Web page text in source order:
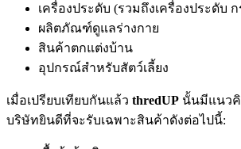
เครื่องประดับ (รวมถึงเครื่องประดับ ก
ผลิตภัณฑ์ดูแลร่างกาย
สินค้าตกแต่งบ้าน
อุปกรณ์สำหรับสัตว์เลี้ยง
เมื่อเปรียบเทียบกันแล้ว thredUP นั้นมีแนว
บริษัทยินดีที่จะรับเฉพาะสินค้าดังต่อไปนี้: